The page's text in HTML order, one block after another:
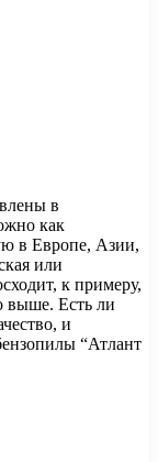
в
как
в Европе, Азии,
или
к примеру,
выше. Есть ли
и
“Атлант